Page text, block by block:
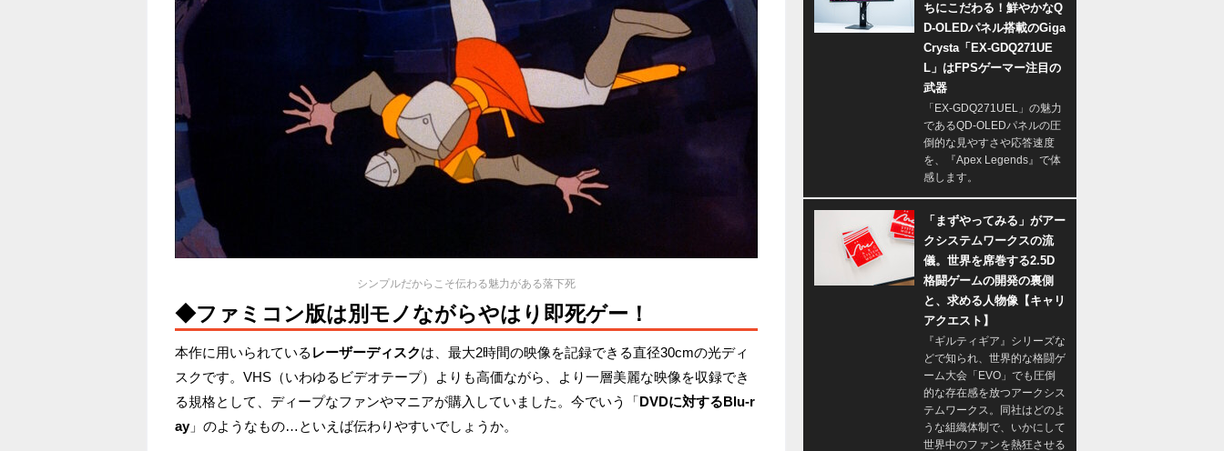
シンプルだからこそ伝わる魅力がある落下死
◆ファミコン版は別モノながらやはり即死ゲー！
本作に用いられている レーザーディスクは、最大2時間の映像を記録できる直径30cmの光ディ
スクです。VHS（いわゆるビデオテープ）よりも高価ながら、より一層美麗な映像を収録でき
る規格として、ディープなファンやマニアが購入していました。今でいう「DVDに対するBlu-r
ay」のようなもの…といえば伝わりやすいでしょうか。
ちにこだわる！鮮やかなQ
D-OLEDパネル搭載のGiga
Crysta「EX-GDQ271UE
L」はFPSゲーマー注目の
武器
「EX-GDQ271UEL」の魅力
であるQD-OLEDパネルの圧
倒的な見やすさや応答速度
を、『Apex Legends』で体
感します。
「まずやってみる」がアー
クシステムワークスの流
儀。世界を席巻する2.5D
格闘ゲームの開発の裏側
と、求める人物像【キャリ
アクエスト】
『ギルティギア』シリーズな
どで知られ、世界的な格闘ゲ
ーム大会「EVO」でも圧倒
的な存在感を放つアークシス
テムワークス。同社はどのよ
うな組織体制で、いかにして
世界中のファンを熱狂させる